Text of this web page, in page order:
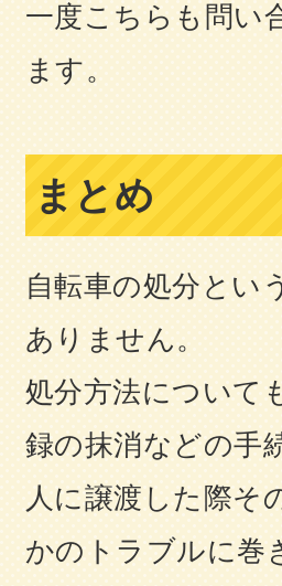
一度こちらも問い
ます。
まとめ
自転車の処分とい
ありません。
処分方法について
録の抹消などの手
人に譲渡した際そ
かのトラブルに巻